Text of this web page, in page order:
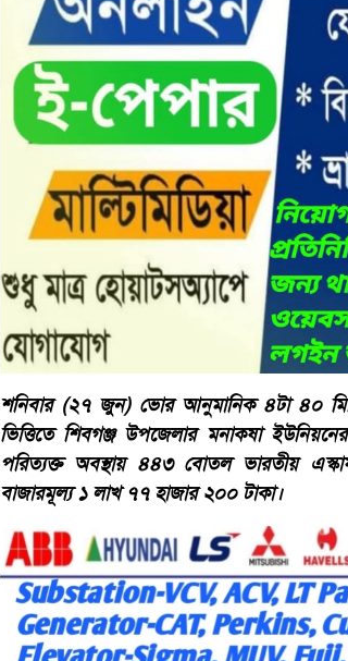
শনিবার (২৭ জুন) ভোর আনুমানিক ৪টা ৪০
ভিত্তিতে শিবগঞ্জ উপজেলার মনাকষা
পরিত্যক্ত অবস্থায় ৪৪৩ বোতল ভারতীয়
বাজারমূল্য ১ লাখ ৭৭ হাজার ২০০ টাকা।